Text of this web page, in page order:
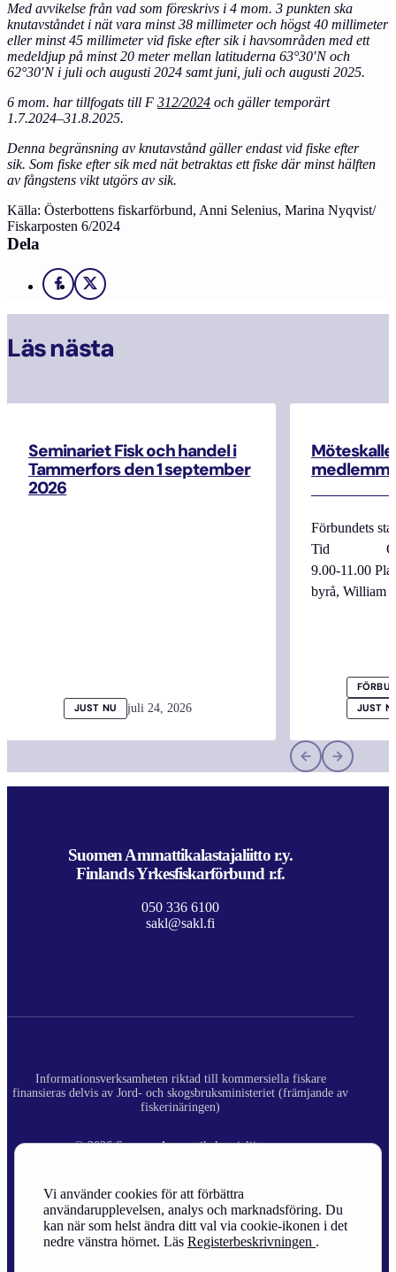
Vi använder cookies för att förbättra
användarupplevelsen, analys och marknadsföring. Du
kan när som helst ändra ditt val via cookie-ikonen i det
nedre vänstra hörnet. Läs Registerbeskrivningen .
Med avvikelse från vad som föreskrivs i 4 mom. 3 punkten ska
knutavståndet i nät vara minst 38 millimeter och högst 40 millimeter
eller minst 45 millimeter vid fiske efter sik i havsområden med ett
medeldjup på minst 20 meter mellan latituderna 63°30′N och
62°30′N i juli och augusti 2024 samt juni, juli och augusti 2025.
6 mom. har tillfogats till F 312/2024 och gäller temporärt
1.7.2024–31.8.2025.
Denna begränsning av knutavstånd gäller endast vid fiske efter
sik. Som fiske efter sik med nät betraktas ett fiske där minst hälften
av fångstens vikt utgörs av sik.
Källa: Österbottens fiskarförbund, Anni Selenius, Marina Nyqvist/
Fiskarposten 6/2024
Dela
Facebook
X
Läs nästa
Seminariet Fisk och handel i
Tammerfors den 1 september
2026
JUST NU juli 24, 2026
Förbundets
Tid
9.00-11.00
byrå, William
JUST
Suomen Ammattikalastajaliitto r.y.
Finlands Yrkesfiskarförbund r.f.
050 336 6100
sakl@sakl.fi
Informationsverksamheten riktad till kommersiella fiskare
finansieras delvis av Jord- och skogsbruksministeriet (främjande av
fiskerinäringen)
© 2026 Suomen Ammattikalastajaliitto ry.
Site Credits